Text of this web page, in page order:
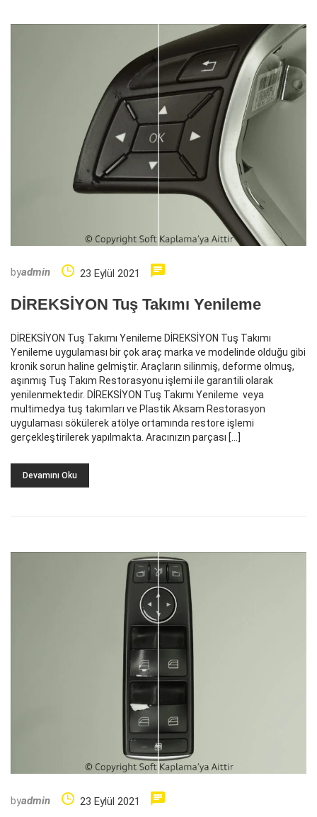
byadmin 23 Eylül 2021
DİREKSİYON Tuş Takımı Yenileme
DİREKSİYON Tuş Takımı Yenileme DİREKSİYON Tuş Takımı
Yenileme uygulaması bir çok araç marka ve modelinde olduğu gibi
kronik sorun haline gelmiştir. Araçların silinmiş, deforme olmuş,
aşınmış Tuş Takım Restorasyonu işlemi ile garantili olarak
yenilenmektedir. DİREKSİYON Tuş Takımı Yenileme veya
multimedya tuş takımları ve Plastik Aksam Restorasyon
uygulaması sökülerek atölye ortamında restore işlemi
gerçekleştirilerek yapılmakta. Aracınızın parçası […]
Devamını Oku
byadmin 23 Eylül 2021